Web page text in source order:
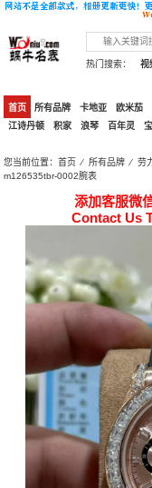
热门搜索：
视
首页 所有品牌 卡地亚 欧米茄
江诗丹顿
积家 浪琴 百年灵
您当前位置：首页 ⁄所有品牌 ⁄劳
m126535tbr-0002腕表
添加客服微
Contact Us